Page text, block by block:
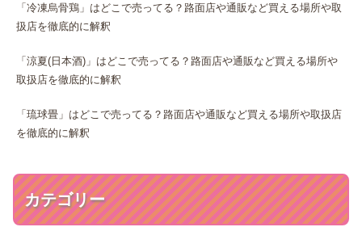
「冷凍烏骨鶏」はどこで売ってる？路面店や通販など買える場所や取
扱店を徹底的に解釈
「涼夏(日本酒)」はどこで売ってる？路面店や通販など買える場所や
取扱店を徹底的に解釈
「琉球畳」はどこで売ってる？路面店や通販など買える場所や取扱店
を徹底的に解釈
カテゴリー